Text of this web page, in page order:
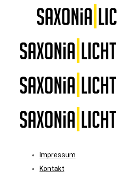
Impressum
Kontakt